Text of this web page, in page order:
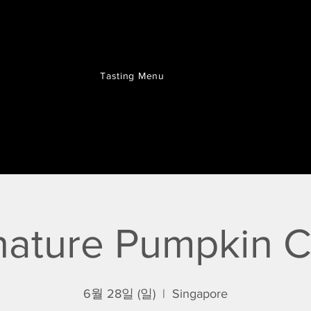
Tasting Menu
Pumpkin
6월 28일 (일)
  |
Singapore